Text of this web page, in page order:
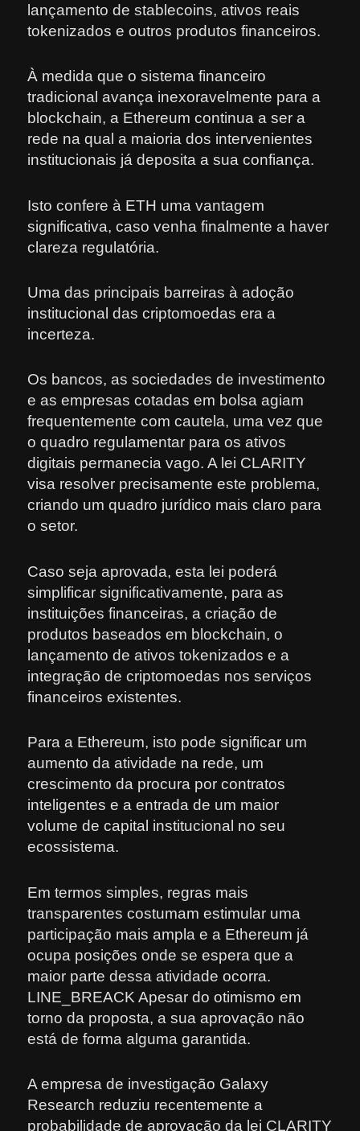
lançamento de stablecoins, ativos reais
tokenizados e outros produtos financeiros.
À medida que o sistema financeiro
tradicional avança inexoravelmente para a
blockchain, a Ethereum continua a ser a
rede na qual a maioria dos intervenientes
institucionais já deposita a sua confiança.
Isto confere à ETH uma vantagem
significativa, caso venha finalmente a haver
clareza regulatória.
Uma das principais barreiras à adoção
institucional das criptomoedas era a
incerteza.
Os bancos, as sociedades de investimento
e as empresas cotadas em bolsa agiam
frequentemente com cautela, uma vez que
o quadro regulamentar para os ativos
digitais permanecia vago. A lei CLARITY
visa resolver precisamente este problema,
criando um quadro jurídico mais claro para
o setor.
Caso seja aprovada, esta lei poderá
simplificar significativamente, para as
instituições financeiras, a criação de
produtos baseados em blockchain, o
lançamento de ativos tokenizados e a
integração de criptomoedas nos serviços
financeiros existentes.
Para a Ethereum, isto pode significar um
aumento da atividade na rede, um
crescimento da procura por contratos
inteligentes e a entrada de um maior
volume de capital institucional no seu
ecossistema.
Em termos simples, regras mais
transparentes costumam estimular uma
participação mais ampla e a Ethereum já
ocupa posições onde se espera que a
maior parte dessa atividade ocorra.
LINE_BREACK Apesar do otimismo em
torno da proposta, a sua aprovação não
está de forma alguma garantida.
A empresa de investigação Galaxy
Research reduziu recentemente a
probabilidade de aprovação da lei CLARITY